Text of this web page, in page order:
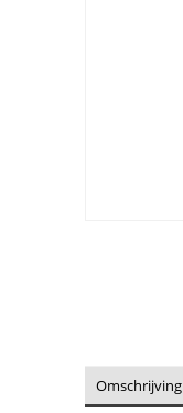
Omschrijving